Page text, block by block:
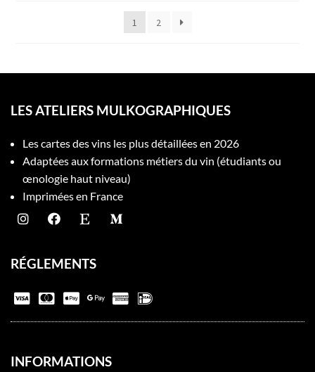
1 2
LES ATELIERS MULKOGRAPHIQUES
Les cartes des vins les plus détaillées en 2026
Adaptées aux formations métiers du vin (étudiants ou
œnologie haut niveau)
Imprimées en France
RÉGLEMENTS
INFORMATIONS